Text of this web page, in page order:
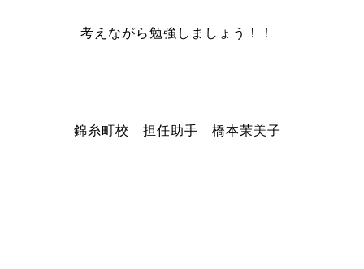
考えながら勉強しましょう！！
錦糸町校 担任助手 橋本茉美子